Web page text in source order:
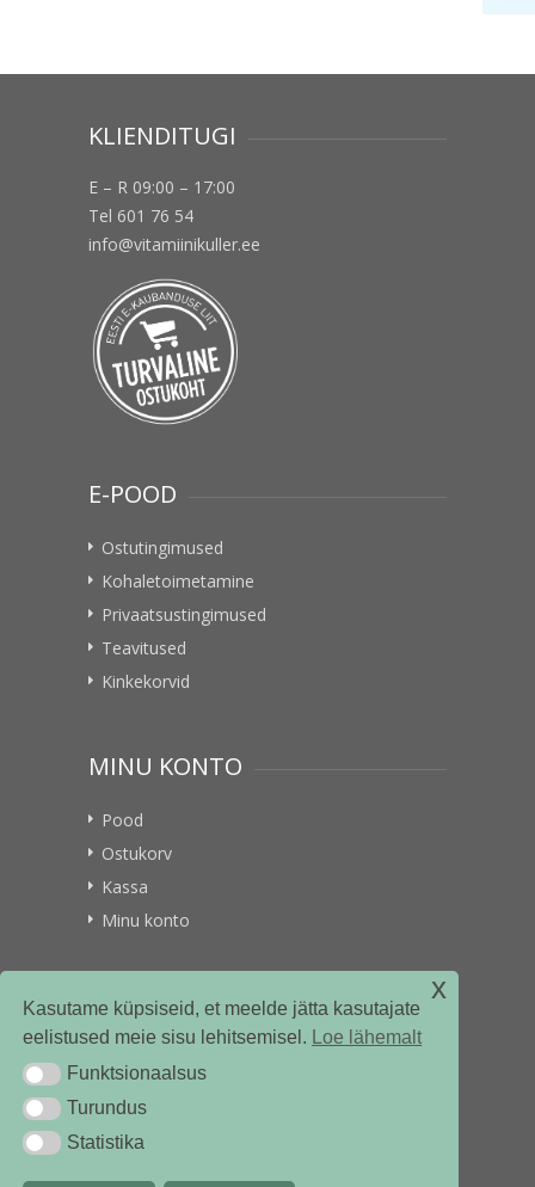
Kasutame küpsiseid, et meelde jätta kasutajate
eelistused meie sisu lehitsemisel. Loe lähemalt
Funktsionaalsus
Funktsionaalsus
TurundusTurundus
StatistikaStatistika
x
KLIENDITUGI
E – R 09:00 – 17:00
Tel 601 76 54
info@vitamiinikuller.ee
E-POOD
Ostutingimused
Kohaletoimetamine
Privaatsustingimused
Teavitused
Kinkekorvid
MINU KONTO
Pood
Ostukorv
Kassa
Minu konto
VITAMIINIKULLER.EE